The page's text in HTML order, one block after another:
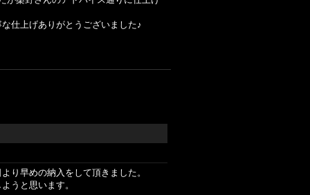
仕上げありがとうございました♪
り早めの納入をして頂きました。
うと思います。